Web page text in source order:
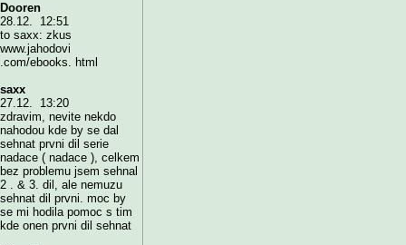
Dooren
28.12. 12:51
to saxx: zkus
www.jahodovi
.com/ebooks. html
saxx
27.12. 13:20
zdravim, nevite nekdo
nahodou kde by se dal
sehnat prvni dil serie
nadace ( nadace ), celkem
bez problemu jsem sehnal
2 . & 3. dil, ale nemuzu
sehnat dil prvni. moc by
se mi hodila pomoc s tim
kde onen prvni dil sehnat